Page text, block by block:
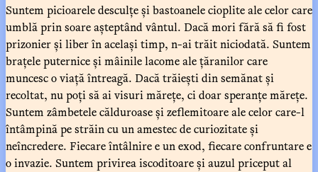
Suntem picioarele desculțe și bastoanele cioplite ale celor care
umblă prin soare așteptând vântul. Dacă mori fără să fi fost
prizonier și liber în același timp, n-ai trăit niciodată. Suntem
brațele puternice și mâinile lacome ale țăranilor care
muncesc o viață întreagă. Dacă trăiești din semănat și
recoltat, nu poți să ai visuri mărețe, ci doar speranțe mărețe.
Suntem zâmbetele călduroase și zeflemitoare ale celor care-l
întâmpină pe străin cu un amestec de curiozitate și
neîncredere. Fiecare întâlnire e un exod, fiecare confruntare e
o invazie. Suntem privirea iscoditoare și auzul priceput al